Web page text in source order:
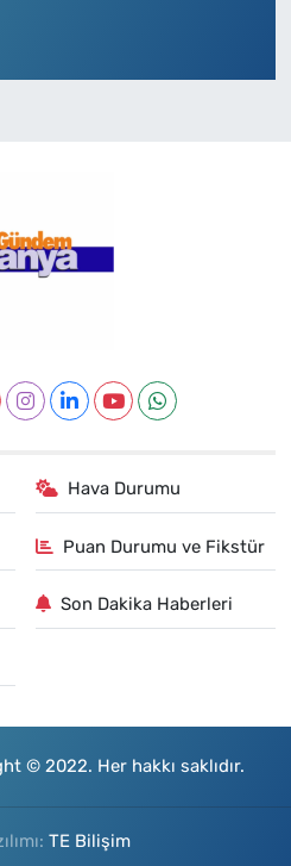
Hava Durumu
Puan Durumu ve Fikstür
Son Dakika Haberleri
© 2022. Her hakkı saklıdır.
TE Bilişim